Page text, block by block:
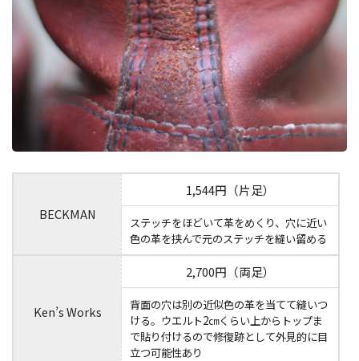
BECKMAN
1,544円（片足）
ステッチをほどいて革をめくり、穴に近い
色の革を挟んで元のステッチを縫い留める
Ken’s Works
2,700円（両足）
背面の穴は別の近似色の革を当てて縫いつ
ける。ウエルト2㎝くらい上からトップま
で貼り付けるので修復跡として外見的に目
立つ可能性あり